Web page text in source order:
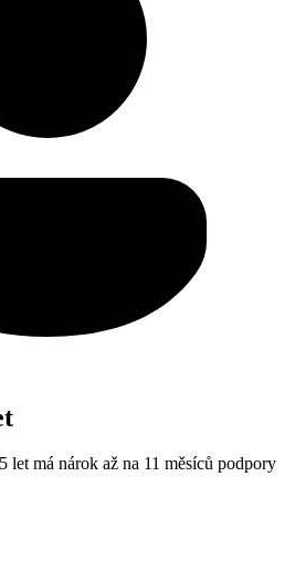
let má nárok až na 11 měsíců podpory